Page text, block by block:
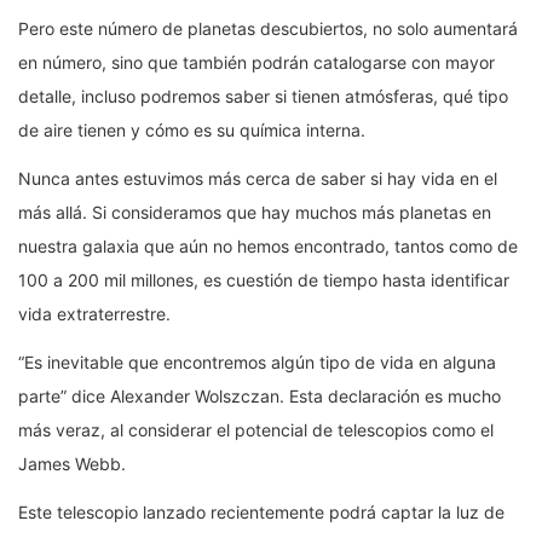
Pero este número de planetas descubiertos, no solo aumentará
en número, sino que también podrán catalogarse con mayor
detalle, incluso podremos saber si tienen atmósferas, qué tipo
de aire tienen y cómo es su química interna.
Nunca antes estuvimos más cerca de saber si hay vida en el
más allá. Si consideramos que hay muchos más planetas en
nuestra galaxia que aún no hemos encontrado, tantos como de
100 a 200 mil millones, es cuestión de tiempo hasta identificar
vida extraterrestre.
“Es inevitable que encontremos algún tipo de vida en alguna
parte” dice Alexander Wolszczan. Esta declaración es mucho
más veraz, al considerar el potencial de telescopios como el
James Webb.
Este telescopio lanzado recientemente podrá captar la luz de